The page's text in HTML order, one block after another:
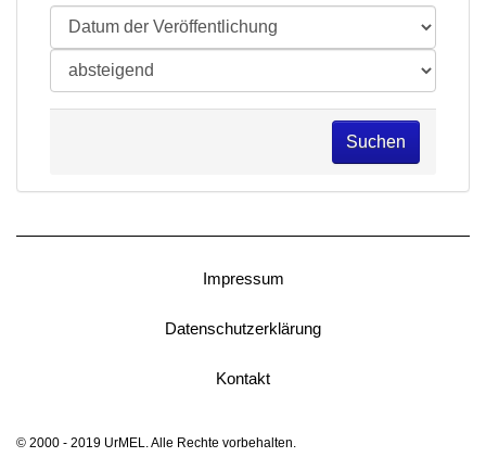
Suchen
Impressum
Datenschutzerklärung
Kontakt
© 2000 - 2019 UrMEL. Alle Rechte vorbehalten.